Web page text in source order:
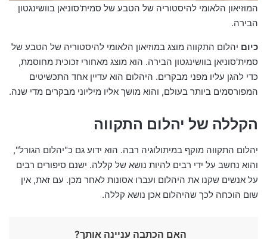
המוזיאון הלאומי להיסטוריה של הטבע של סמית'סוניאן בוושינגטון
הבירה.
כיום יהלום התקווה מוצג במוזיאון הלאומי להיסטוריה של הטבע של
סמית'סוניאן בוושינגטון הבירה. הוא מוצג מאחורי זכוכית מחוסמת,
כדי להגן עליו מפני מבקרים. היהלום הוא עדיין אחד התכשיטים
המפורסמים ביותר בעולם, והוא מושך אליו מיליוני מבקרים מדי שנה.
הקללה של יהלום התקווה
יהלום התקווה מוקף במיתולוגיה רבה. הוא ידוע גם כ"יהלום הגורל",
והוא נחשב על ידי רבים להיות נושא של קללה. ישנם סיפורים רבים
על אנשים שקנו את היהלום ועברו אסונות לאחר מכן. עם זאת, אין
שום הוכחה לכך שהיהלום אכן נושא קללה.
האם הכתבה עניינה אותך?